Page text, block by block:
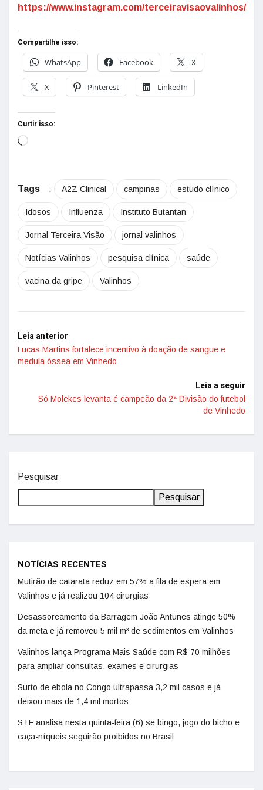
https://www.instagram.com/terceiravisaovalinhos/
Compartilhe isso:
WhatsApp
Facebook X
X Pinterest LinkedIn
Curtir isso:
Tags : A2Z Clinical campinas estudo clínico
Idosos Influenza Instituto Butantan
Jornal Terceira Visão jornal valinhos
Notícias Valinhos pesquisa clínica saúde
vacina da gripe Valinhos
Leia anterior
Lucas Martins fortalece incentivo à doação de sangue e
medula óssea em Vinhedo
Leia a seguir
Só Molekes levanta é campeão da 2ª Divisão do futebol
de Vinhedo
Pesquisar
Pesquisar
NOTÍCIAS RECENTES
Mutirão de catarata reduz em 57% a fila de espera em
Valinhos e já realizou 104 cirurgias
Desassoreamento da Barragem João Antunes atinge 50%
da meta e já removeu 5 mil m³ de sedimentos em Valinhos
Valinhos lança Programa Mais Saúde com R$ 70 milhões
para ampliar consultas, exames e cirurgias
Surto de ebola no Congo ultrapassa 3,2 mil casos e já
deixou mais de 1,4 mil mortos
STF analisa nesta quinta-feira (6) se bingo, jogo do bicho e
caça-níqueis seguirão proibidos no Brasil